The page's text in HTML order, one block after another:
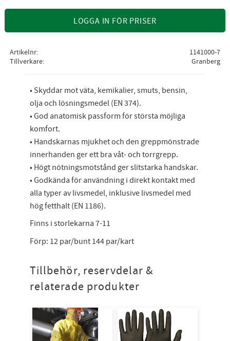
LOGGA IN FÖR PRISER
Artikelnr
1141000-7
Tillverkare
Granberg
• Skyddar mot väta, kemikalier, smuts, bensin,
olja och lösningsmedel (EN 374).
• God anatomisk passform för största möjliga
komfort.
• Handskarnas mjukhet och den greppmönstrade
innerhanden ger ett bra våt- och torrgrepp.
• Högt nötningsmotstånd ger slitstarka handskar.
• Godkända för användning i direkt kontakt med
alla typer av livsmedel, inklusive livsmedel med
hög fetthalt (EN 1186).
Finns i storlekarna 7-11
Förp: 12 par/bunt 144 par/kart
Tillbehör, reservdelar &
relaterade produkter